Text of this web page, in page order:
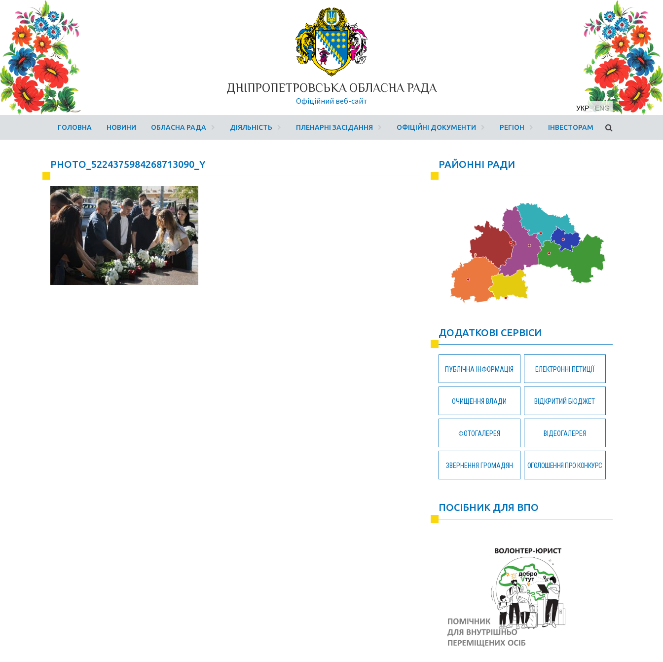
ДНІПРОПЕТРОВСЬКА ОБЛАСНА РАДА
Офіційний веб-сайт
УКР ENG
ГОЛОВНА НОВИНИ ОБЛАСНА РАДА ДІЯЛЬНІСТЬ ПЛЕНАРНІ ЗАСІДАННЯ ОФІЦІЙНІ ДОКУМЕНТИ РЕГІОН ІНВЕСТОРАМ
PHOTO_5224375984268713090_Y РАЙОННІ РАДИ
ДОДАТКОВІ СЕРВІСИ
ПУБЛІЧНА ІНФОРМАЦІЯ ЕЛЕКТРОННІ ПЕТИЦІЇ
ОЧИЩЕННЯ ВЛАДИ ВІДКРИТИЙ БЮДЖЕТ
ФОТОГАЛЕРЕЯ ВІДЕОГАЛЕРЕЯ
ЗВЕРНЕННЯ ГРОМАДЯН ОГОЛОШЕННЯ ПРО КОНКУРС
ПОСІБНИК ДЛЯ ВПО